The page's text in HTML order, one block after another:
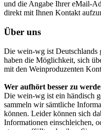
und die Angabe Ihrer eMail-
direkt mit Ihnen Kontakt
Über uns
Die wein-wg ist Deutschlands
haben die Möglichkeit, sich
mit den Weinproduzenten
Wer aufhört besser zu
Die wein-wg ist ein händisch
sammeln wir sämtliche
können. Leider können sich
Informationen einschleichen,